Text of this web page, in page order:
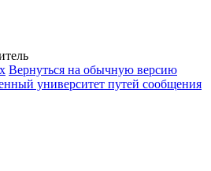
Вернуться на обычную версию